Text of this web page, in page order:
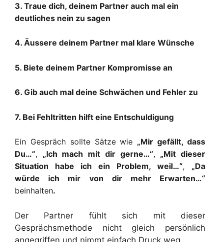
3. Traue dich, deinem Partner auch mal ein
deutliches nein zu sagen
4. Äussere deinem Partner mal klare Wünsche
5. Biete deinem Partner Kompromisse an
6. Gib auch mal deine Schwächen und Fehler zu
7. Bei Fehltritten hilft eine Entschuldigung
Ein Gespräch sollte Sätze wie „Mir gefällt, dass
Du…“, „Ich mach mit dir gerne…“, „Mit dieser
Situation habe ich ein Problem, weil…“, „Da
würde ich mir von dir mehr Erwarten…“
beinhalten.
Der Partner fühlt sich mit dieser
Gesprächsmethode nicht gleich persönlich
angegriffen und nimmt einfach Druck weg.